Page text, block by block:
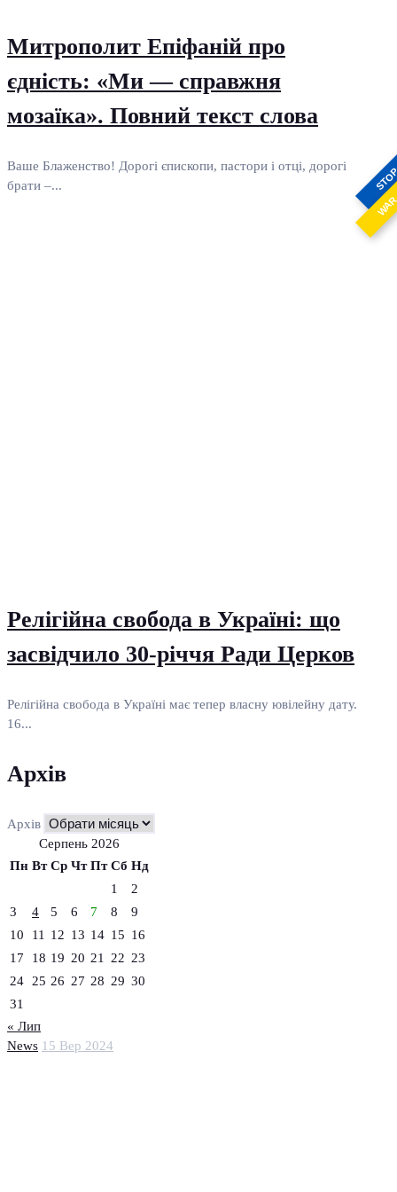
News 15 Вер 2024
Митрополит Епіфаній про
єдність: «Ми — справжня
мозаїка». Повний текст слова
Ваше Блаженство! Дорогі єпископи, пастори і отці, дорогі
брати –...
Релігійна свобода в Україні: що
засвідчило 30-річчя Ради Церков
Релігійна свобода в Україні має тепер власну ювілейну дату.
16...
Архів
Архів
Серпень 2026
Пн Вт Ср Чт Пт Сб Нд
1
2
3
4 5 6 7 8
9
10
11 12 13 14 15 16
17
18 19 20 21 22 23
24
25 26 27 28 29 30
31
« Лип